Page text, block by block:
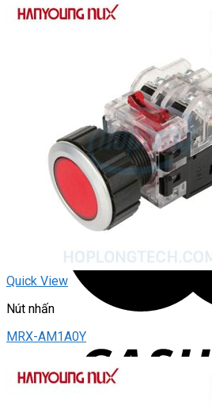
Quick View
Nút nhấn
MRX-AM1A0Y